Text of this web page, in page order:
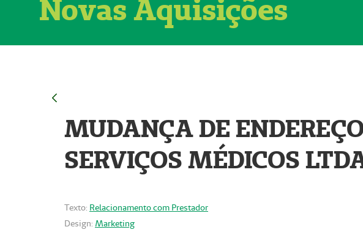
Novas Aquisições
MUDANÇA DE
SERVIÇOS MÉDICOS
Texto: Relacionamento com Prestador
Design: Marketing